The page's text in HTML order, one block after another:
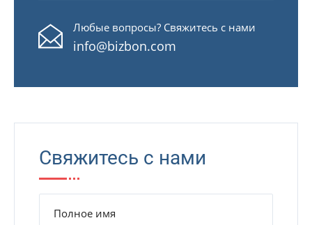
Любые вопросы? Свяжитесь с нами
info@bizbon.com
Свяжитесь с нами